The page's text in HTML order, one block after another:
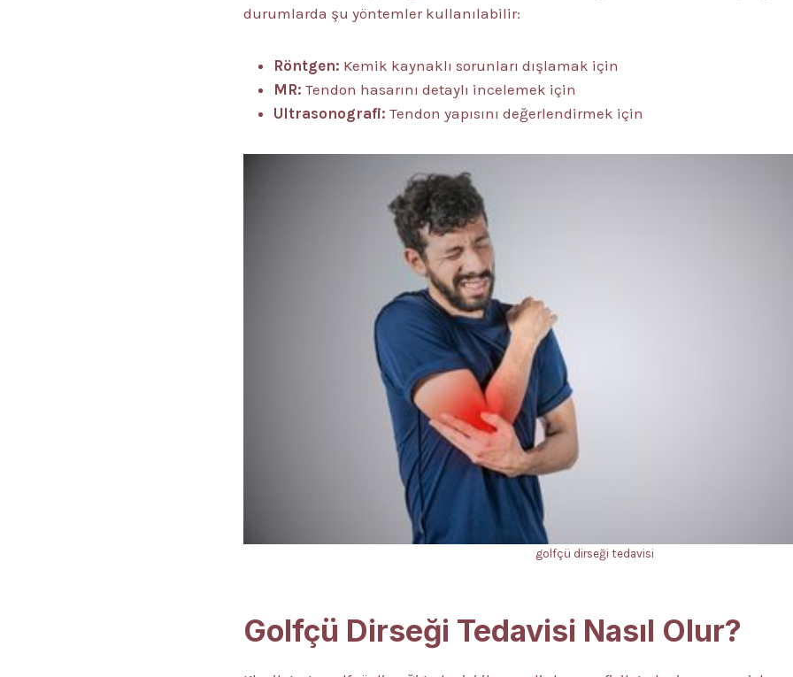
durumlarda şu yöntemler kullanılabilir:
Röntgen: Kemik kaynaklı sorunları dışlamak için
MR: Tendon hasarını detaylı incelemek için
Ultrasonografi: Tendon yapısını değerlendirmek için
golfçü dirseği tedavisi
Golfçü Dirseği Tedavisi Nasıl Olur?